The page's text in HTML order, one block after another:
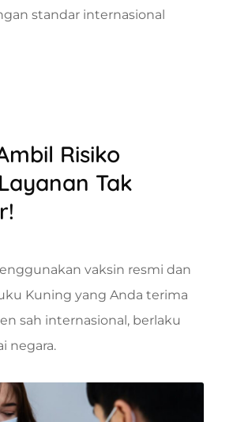
standar internasional
Risiko
Tak
vaksin resmi dan
Kuning yang Anda terima
sah internasional, berlaku
negara.